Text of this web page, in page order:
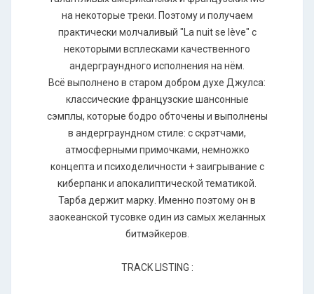
на некоторые треки. Поэтому и получаем
практически молчаливый "La nuit se lève" с
некоторыми всплесками качественного
андерграундного исполнения на нём.
Всё выполнено в старом добром духе Джулса:
классические французские шансонные
сэмплы, которые бодро обточены и выполнены
в андерграундном стиле: с скрэтчами,
атмосферными примочками, немножко
концепта и психоделичности + заигрывание с
киберпанк и апокалиптической тематикой.
Тарба держит марку. Именно поэтому он в
заокеанской тусовке один из самых желанных
битмэйкеров.
TRACK LISTING :